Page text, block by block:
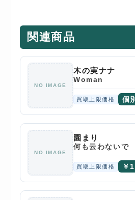
関連商品
NO IMAGE
木の実ナナ
Woman
買取上限価格 個
NO IMAGE
園まり
何も云わないで
買取上限価格 ￥